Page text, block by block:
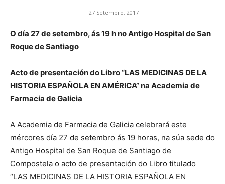
27 Setembro, 2017
O día 27 de setembro, ás 19 h no Antigo Hospital de San
Roque de Santiago
Acto de presentación do Libro “LAS MEDICINAS DE LA
HISTORIA ESPAÑOLA EN AMÉRICA” na Academia de
Farmacia de Galicia
A Academia de Farmacia de Galicia celebrará este
mércores día 27 de setembro ás 19 horas, na súa sede do
Antigo Hospital de San Roque de Santiago de
Compostela o acto de presentación do Libro titulado
“LAS MEDICINAS DE LA HISTORIA ESPAÑOLA EN